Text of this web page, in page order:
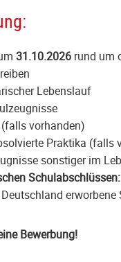
31.10.2026 rund um
Lebenslauf
vorhanden)
Praktika (falls
sonstiger im
Schulabschlüssen:
Bewerbung!